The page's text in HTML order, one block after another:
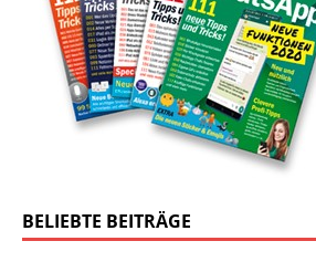
BELIEBTE BEITRÄGE